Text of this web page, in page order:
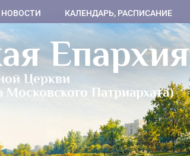
НОВОСТИ КАЛЕНДАРЬ, РАСПИСАНИЕ
Епархия
Церкви
Московского Патриархата)